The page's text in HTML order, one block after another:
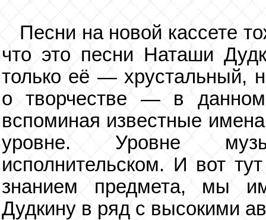
Песни на новой кассете
что это песни Наташи
только её — хрустальный,
о творчестве — в
вспоминая известные
уровне. Уровне
исполнительском. И вот
знанием предмета, мы
Дудкину в ряд с высокими